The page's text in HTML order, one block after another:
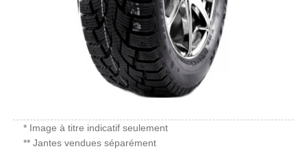
* Image à titre indicatif seulement
** Jantes vendues séparément